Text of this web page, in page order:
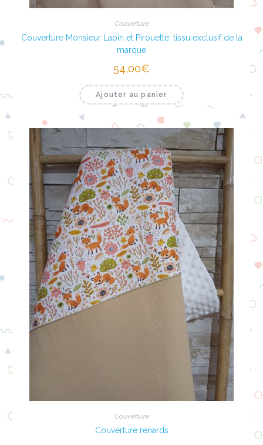
Couverture
Couverture Monsieur Lapin et Pirouette, tissu exclusif de la
marque
54,00€
Ajouter au panier
Couverture
Couverture renards